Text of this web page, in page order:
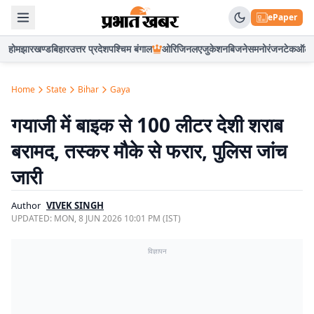
ePaper
होमझारखण्डबिहारउत्तर प्रदेशपश्चिम बंगाल ओरिजिनलएजुकेशनबिजनेसमनोरंजनटेकऑटो
Home State Bihar Gaya
गयाजी में बाइक से 100 लीटर देशी शराब
बरामद, तस्कर मौके से फरार, पुलिस जांच
जारी
Author VIVEK SINGH
UPDATED: MON, 8 JUN 2026 10:01 PM (IST)
विज्ञापन